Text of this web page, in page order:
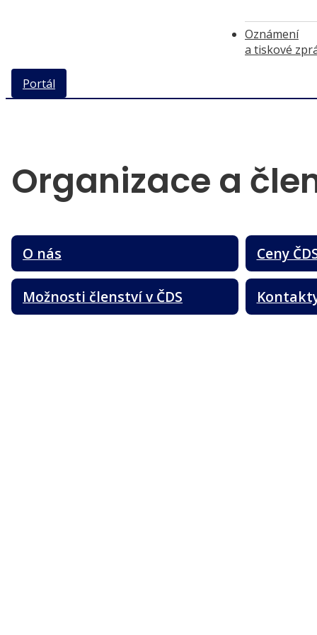
Oznámení
a tiskové
Portál
Organizace a
O nás Ceny
Možnosti členství v ČDS